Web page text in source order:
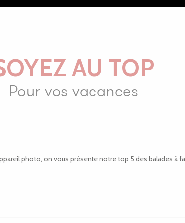
AU TOP
Pour vos vacances
photo, on vous présente notre top 5 des balades à